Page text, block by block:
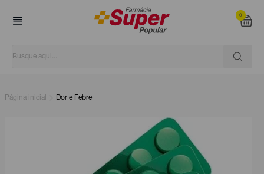
0
Página inicial Dor e Febre